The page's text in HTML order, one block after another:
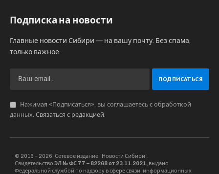
Подписка на новости
Главные новости Сибири — на вашу почту. Без спама,
только важное.
Нажимая «Подписаться», вы соглашаетесь с обработкой
данных. Связаться с редакцией
© 2016 – 2026, Сетевое издание “Новости Сибири”.
Свидетельство ЭЛ № ФС 77 – 82268 от 23.11.2021, выдано
Федеральной службой по надзору в сфере связи, информационных